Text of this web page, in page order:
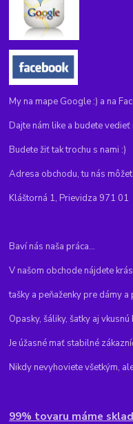
My na mape Google :) a na
Dajte nám like a budete vedieť
Budete žiť tak trochu s nami :)
Adresa obchodu, tu nás
Kláštorná 1, Prievidza 971 01
Baví nás naša práca...
V našom obchode nájdete
tašky a peňaženky pre dámy a
Opasky, šáliky, šatky aj vkusnú
Je úžasné mať stabilné
Nikdy nevyhoviete všetkým,
99% tovaru máme